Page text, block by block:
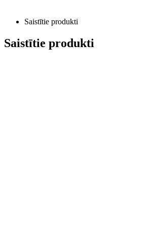
Saistītie produkti
Saistītie produkti